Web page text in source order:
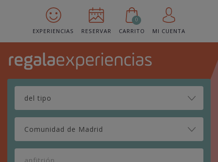
EXPERIENCIAS RESERVAR
0
CARRITO
MI CUENTA
Comunidad de Madrid